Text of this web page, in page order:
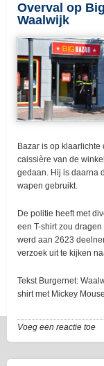
Overval op
Waalwijk
Bazar is op
caissière van de
gedaan. Hij is daarna
wapen gebruikt.
De politie heeft met
een T-shirt zou
werd aan 2623
verzoek uit te kijken
Tekst Burgernet:
shirt met Mickey
Voeg een reactie toe